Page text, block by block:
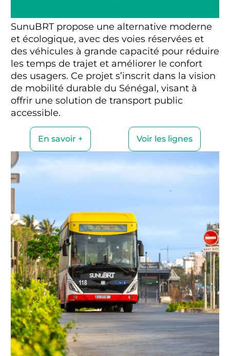
SunuBRT propose une alternative moderne
et écologique, avec des voies réservées et
des véhicules à grande capacité pour réduire
les temps de trajet et améliorer le confort
des usagers. Ce projet s’inscrit dans la vision
de mobilité durable du Sénégal, visant à
offrir une solution de transport public
accessible.
En savoir + Voir les lignes